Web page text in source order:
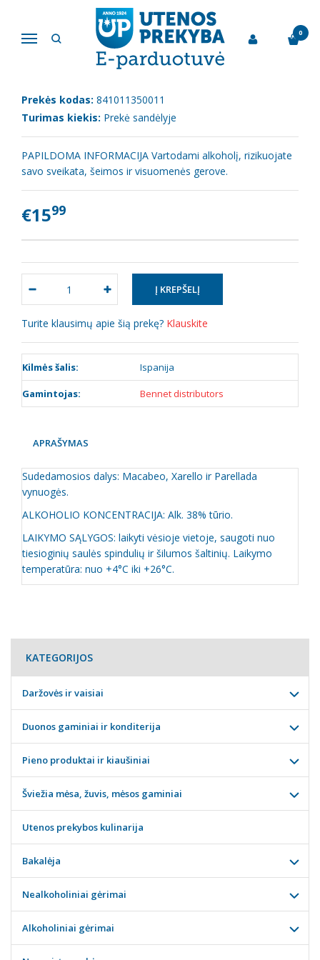
Navigacija
0
Stiprieji gėrimai Brendis "Torres 5", 38%, 0.5l
BRENDIS "TORRES 5", 38%, 0.5L
Prekės kodas: 841011350011
Turimas kiekis: Prekė sandėlyje
PAPILDOMA INFORMACIJA Vartodami alkoholį, rizikuojate
savo sveikata, šeimos ir visuomenės gerove.
€1599
Turite klausimų apie šią prekę? Klauskite
Kilmės šalis: Ispanija
Gamintojas: Bennet distributors
APRAŠYMAS
Sudedamosios dalys: Macabeo, Xarello ir Parellada
vynuogės.
ALKOHOLIO KONCENTRACIJA: Alk. 38% tūrio.
LAIKYMO SĄLYGOS: laikyti vėsioje vietoje, saugoti nuo
tiesioginių saulės spindulių ir šilumos šaltinių. Laikymo
temperatūra: nuo +4°C iki +26°C.
KATEGORIJOS
Daržovės ir vaisiai
Duonos gaminiai ir konditerija
Pieno produktai ir kiaušiniai
Šviežia mėsa, žuvis, mėsos gaminiai
Utenos prekybos kulinarija
Bakalėja
Nealkoholiniai gėrimai
Alkoholiniai gėrimai